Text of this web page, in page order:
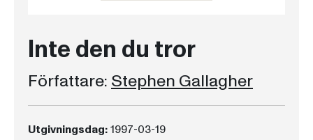
Inte den du tror
Författare: Stephen Gallagher
Utgivningsdag:1997-03-19